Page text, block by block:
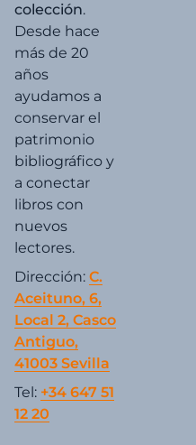
colección.
Desde hace
más de 20
años
ayudamos a
conservar el
patrimonio
bibliográfico y
a conectar
libros con
nuevos
lectores.
Dirección: C.
Aceituno, 6,
Local 2, Casco
Antiguo,
41003 Sevilla
Tel: +34 647 51
12 20